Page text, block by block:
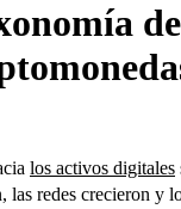
los activos digitales
las redes crecieron y